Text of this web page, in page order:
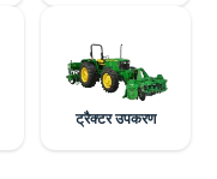
ट्रैक्टर उपकरण